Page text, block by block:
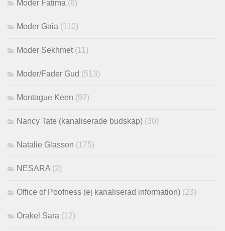
Moder Fatima (6)
Moder Gaia (110)
Moder Sekhmet(11)
Moder/Fader Gud (513)
Montague Keen (92)
Nancy Tate (kanaliserade budskap) (30)
Natalie Glasson (175)
NESARA(2)
Office of Poofness (ej kanaliserad information) (23)
Orakel Sara (12)